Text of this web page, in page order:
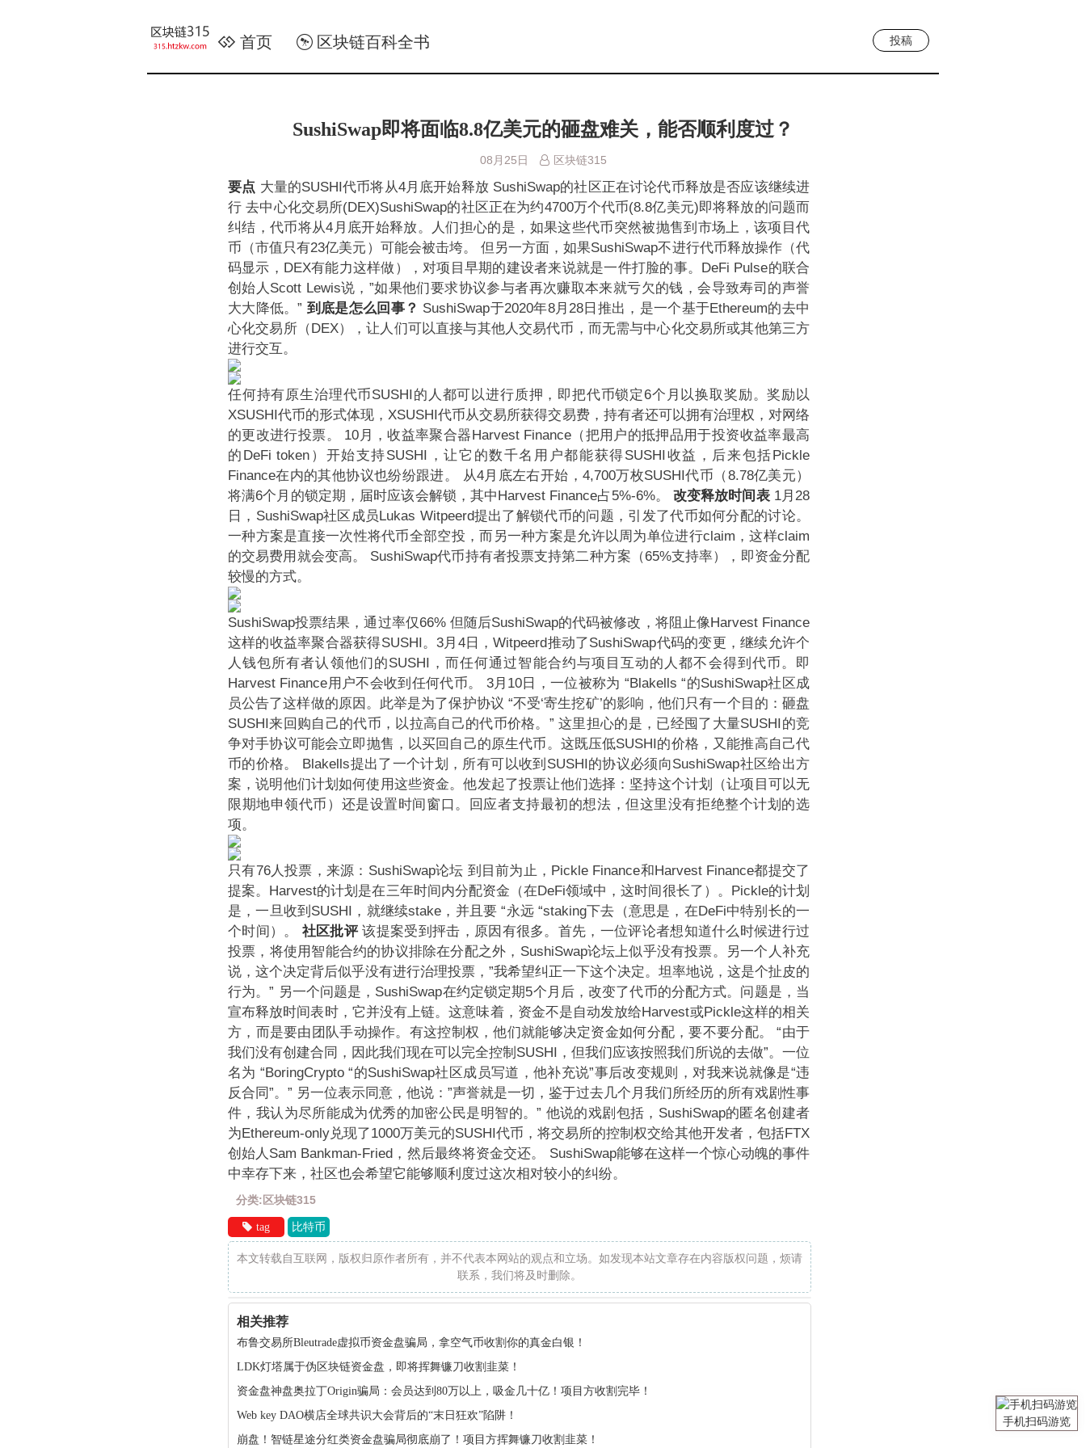
首页 区块链百科全书 投稿
SushiSwap即将面临8.8亿美元的砸盘难关，能否顺利度过？
08月25日 区块链315
要点 大量的SUSHI代币将从4月底开始释放 SushiSwap的社区正在讨论代币释放是否应该继续进
行 去中心化交易所(DEX)SushiSwap的社区正在为约4700万个代币(8.8亿美元)即将释放的问题而
纠结，代币将从4月底开始释放。人们担心的是，如果这些代币突然被抛售到市场上，该项目代
币（市值只有23亿美元）可能会被击垮。
但另一方面，如果SushiSwap不进行代币释放操作（代
码显示，DEX有能力这样做），对项目早期的建设者来说就是一件打脸的事。DeFi Pulse的联合
创始人Scott Lewis说，”如果他们要求协议参与者再次赚取本来就亏欠的钱，会导致寿司的声誉
大大降低。” 到底是怎么回事？ SushiSwap于2020年8月28日推出，是一个基于Ethereum的去中
心化交易所（DEX），让人们可以直接与其他人交易代币，而无需与中心化交易所或其他第三方
进行交互。
任何持有原生治理代币SUSHI的人都可以进行质押，即把代币锁定6个月以换取奖励。奖励以
XSUSHI代币的形式体现，XSUSHI代币从交易所获得交易费，持有者还可以拥有治理权，对网络
的更改进行投票。
10月，收益率聚合器Harvest Finance（把用户的抵押品用于投资收益率最高
的DeFi token）开始支持SUSHI，让它的数千名用户都能获得SUSHI收益，后来包括Pickle
Finance在内的其他协议也纷纷跟进。
从4月底左右开始，4,700万枚SUSHI代币（8.78亿美元）
将满6个月的锁定期，届时应该会解锁，其中Harvest Finance占5%-6%。
改变释放时间表 1月28
日，SushiSwap社区成员Lukas Witpeerd提出了解锁代币的问题，引发了代币如何分配的讨论。
一种方案是直接一次性将代币全部空投，而另一种方案是允许以周为单位进行claim，这样claim
的交易费用就会变高。
SushiSwap代币持有者投票支持第二种方案（65%支持率），即资金分配
较慢的方式。
SushiSwap投票结果，通过率仅66% 但随后SushiSwap的代码被修改，将阻止像Harvest Finance
这样的收益率聚合器获得SUSHI。3月4日，Witpeerd推动了SushiSwap代码的变更，继续允许个
人钱包所有者认领他们的SUSHI，而任何通过智能合约与项目互动的人都不会得到代币。即
Harvest Finance用户不会收到任何代币。
3月10日，一位被称为 “Blakells “的SushiSwap社区成
员公告了这样做的原因。此举是为了保护协议 “不受‘寄生挖矿’的影响，他们只有一个目的：砸盘
SUSHI来回购自己的代币，以拉高自己的代币价格。” 这里担心的是，已经囤了大量SUSHI的竞
争对手协议可能会立即抛售，以买回自己的原生代币。这既压低SUSHI的价格，又能推高自己代
币的价格。
Blakells提出了一个计划，所有可以收到SUSHI的协议必须向SushiSwap社区给出方
案，说明他们计划如何使用这些资金。他发起了投票让他们选择：坚持这个计划（让项目可以无
限期地申领代币）还是设置时间窗口。回应者支持最初的想法，但这里没有拒绝整个计划的选
项。
只有76人投票，来源：SushiSwap论坛 到目前为止，Pickle Finance和Harvest Finance都提交了
提案。Harvest的计划是在三年时间内分配资金（在DeFi领域中，这时间很长了）。Pickle的计划
是，一旦收到SUSHI，就继续stake，并且要 “永远 “staking下去（意思是，在DeFi中特别长的一
个时间）。
社区批评 该提案受到抨击，原因有很多。首先，一位评论者想知道什么时候进行过
投票，将使用智能合约的协议排除在分配之外，SushiSwap论坛上似乎没有投票。另一个人补充
说，这个决定背后似乎没有进行治理投票，”我希望纠正一下这个决定。坦率地说，这是个扯皮的
行为。” 另一个问题是，SushiSwap在约定锁定期5个月后，改变了代币的分配方式。问题是，当
宣布释放时间表时，它并没有上链。这意味着，资金不是自动发放给Harvest或Pickle这样的相关
方，而是要由团队手动操作。有这控制权，他们就能够决定资金如何分配，要不要分配。
“由于
我们没有创建合同，因此我们现在可以完全控制SUSHI，但我们应该按照我们所说的去做”。一位
名为 “BoringCrypto “的SushiSwap社区成员写道，他补充说”事后改变规则，对我来说就像是“违
反合同”。” 另一位表示同意，他说：”声誉就是一切，鉴于过去几个月我们所经历的所有戏剧性事
件，我认为尽所能成为优秀的加密公民是明智的。” 他说的戏剧包括，SushiSwap的匿名创建者
为Ethereum-only兑现了1000万美元的SUSHI代币，将交易所的控制权交给其他开发者，包括FTX
创始人Sam Bankman-Fried，然后最终将资金交还。
SushiSwap能够在这样一个惊心动魄的事件
中幸存下来，社区也会希望它能够顺利度过这次相对较小的纠纷。
分类:区块链315
tag 比特币
本文转载自互联网，版权归原作者所有，并不代表本网站的观点和立场。如发现本站文章存在内容版权问题，烦请
联系，我们将及时删除。
相关推荐
布鲁交易所Bleutrade虚拟币资金盘骗局，拿空气币收割你的真金白银！
LDK灯塔属于伪区块链资金盘，即将挥舞镰刀收割韭菜！
资金盘神盘奥拉丁Origin骗局：会员达到80万以上，吸金几十亿！项目方收割完毕！
Web key DAO横店全球共识大会背后的“末日狂欢”陷阱！
崩盘！智链星途分红类资金盘骗局彻底崩了！项目方挥舞镰刀收割韭菜！
手机扫码游览